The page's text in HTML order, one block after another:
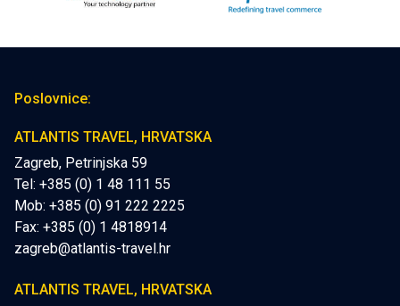
Poslovnice:
ATLANTIS TRAVEL, HRVATSKA
Zagreb, Petrinjska 59
Tel: +385 (0) 1 48 111 55
Mob: +385 (0) 91 222 2225
Fax: +385 (0) 1 4818914
zagreb@atlantis-travel.hr
ATLANTIS TRAVEL, HRVATSKA